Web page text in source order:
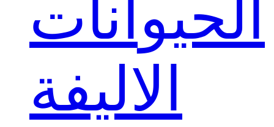
الحيوانات
الاليفة